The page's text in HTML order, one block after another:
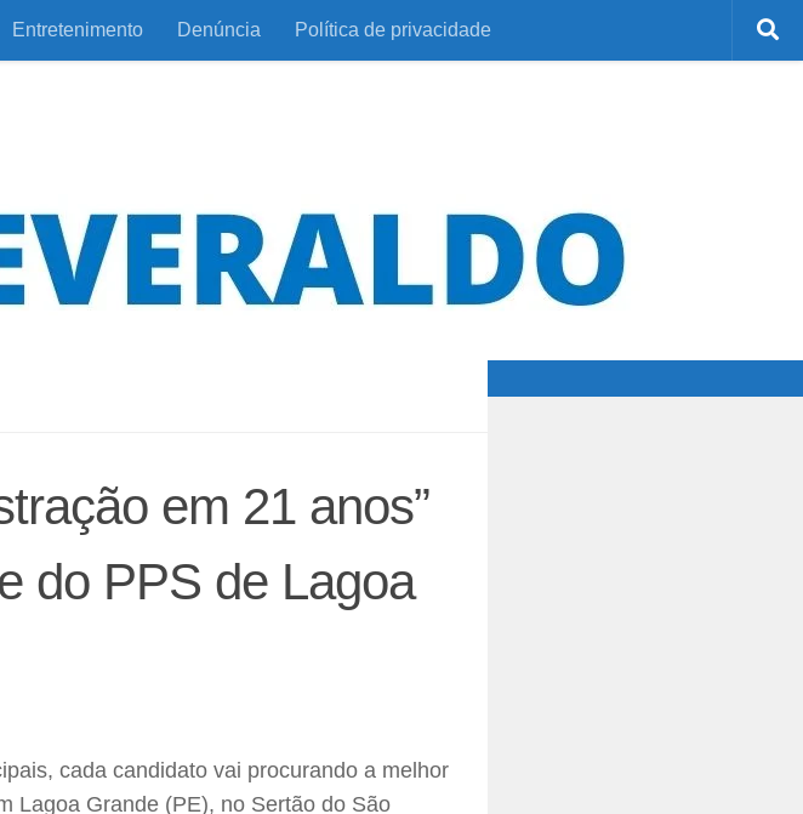
Entretenimento Denúncia Política de privacidade
em 21 anos”
do PPS de Lagoa
cada candidato vai procurando a melhor
Lagoa Grande (PE), no Sertão do São